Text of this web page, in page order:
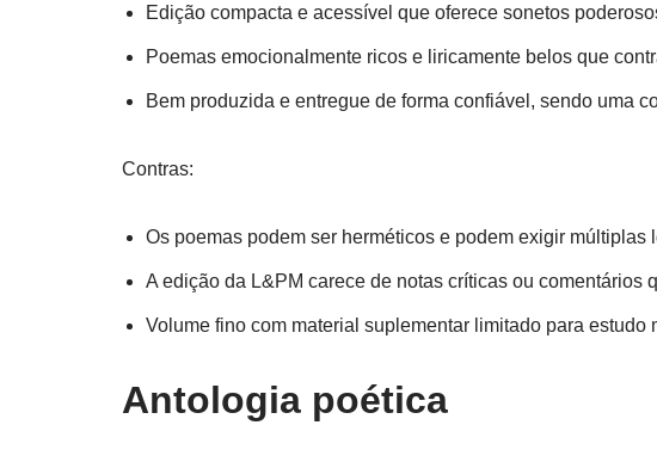
Edição compacta e acessível que oferece sonetos
Poemas emocionalmente ricos e liricamente belos que
Bem produzida e entregue de forma confiável, sendo uma
Contras:
Os poemas podem ser herméticos e podem exigir múltiplas
A edição da L&PM carece de notas críticas ou comentários
Volume fino com material suplementar limitado para estudo
Antologia poética